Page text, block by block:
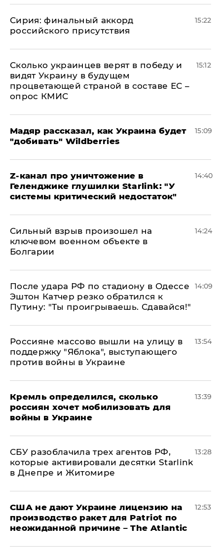
​Сирия: финальный аккорд
российского присутствия
15:22
Сколько украинцев верят в победу и
видят Украину в будущем
процветающей страной в составе ЕС –
опрос КМИС
15:12
Мадяр рассказал, как Украина будет
"добивать" Wildberries
15:09
Z-канал про уничтожение в
Геленджике глушилки Starlink: "У
системы критический недостаток"
14:40
Сильный взрыв произошел на
ключевом военном объекте в
Болгарии
14:24
После удара РФ по стадиону в Одессе
Эштон Катчер резко обратился к
Путину: "Ты проигрываешь. Сдавайся!"
14:09
Россияне массово вышли на улицу в
поддержку "Яблока", выступающего
против войны в Украине
13:54
Кремль определился, сколько
россиян хочет мобилизовать для
войны в Украине
13:39
СБУ разоблачила трех агентов РФ,
которые активировали десятки Starlink
в Днепре и Житомире
13:28
США не дают Украине лицензию на
производство ракет для Patriot по
неожиданной причине – The Atlantic
12:53